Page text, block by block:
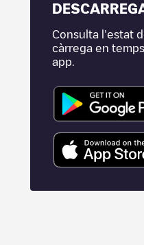
Consulta l'estat
càrrega en
app.